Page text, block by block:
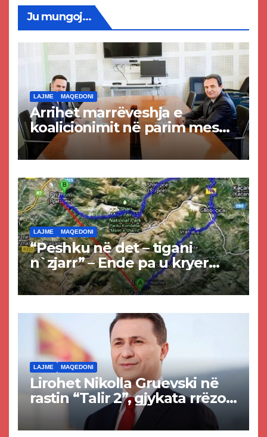
Ju mungoj...
LAJME MAQEDONI
Arrihet marrëveshja e
koalicionimit në parim mes
Kurtit dhe Abdixhikut
LAJME MAQEDONI
“Peshku në det – tigani
n`zjarr” – Ende pa u kryer
projekti i tunelit, komuna e
Tetovës nis punimet për
LAJME MAQEDONI
Lirohet Nikolla Gruevski në
rastin “Talir 2”, gjykata rrëzon
akuzat për ndërtimin e
paligjshëm të selisë së